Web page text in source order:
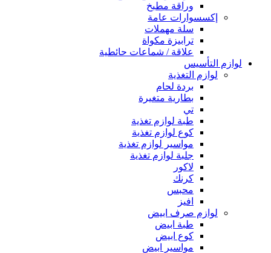
وراقة مطبخ
إكسسوارات عامة
سلة مهملات
ترابيزة مكواة
علاقة / شماعات حائطية
لوازم التأسيس
لوازم التغذية
بردة لحام
بطارية متغيرة
تي
طبة لوازم تغذية
كوع لوازم تغذية
مواسير لوازم تغذية
جلبة لوازم تغذية
لاكور
كرنك
محبس
افيز
لوازم صرف ابيض
طبة ابيض
كوع ابيض
مواسير ابيض